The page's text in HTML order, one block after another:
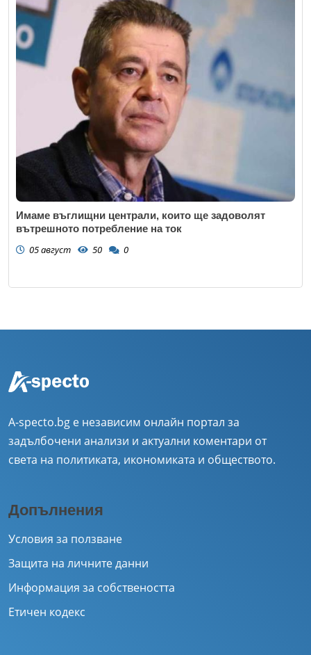
Имаме въглищни централи, които ще задоволят
вътрешното потребление на ток
05 август 50 0
A-specto.bg е независим онлайн портал за
задълбочени анализи и актуални коментари от
света на политиката, икономиката и обществото.
Допълнения
Условия за ползване
Защита на личните данни
Информация за собствеността
Етичен кодекс